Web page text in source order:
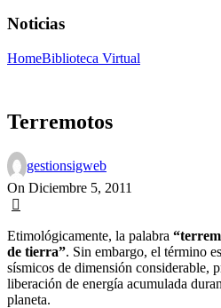
Noticias
HomeBiblioteca Virtual
Terremotos
gestionsigweb
On Diciembre 5, 2011
Etimológicamente, la palabra
de tierra”. Sin embargo, el término
sísmicos de dimensión considerable,
liberación de energía acumulada
planeta.